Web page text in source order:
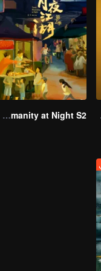
Taste Humanity at Night S2